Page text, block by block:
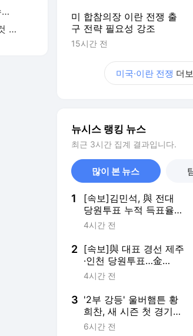
김희철, 거꾸로 걸린 광복절 태극기 현수막에 "X돌았네"
백혈병 재발 최성원 "치료가 날 죽이는 것 같았다" 눈물
미 합참의장 이란 전쟁 출
구 전략 필요성 강조
15시간 전
미국·이란 전쟁 더
뉴시스 랭킹 뉴스
최근 3시간 집계 결과입니다.
많이 본 뉴스
1
[속보]김민석, 與 전대
당원투표 누적 득표율
45.42%로 1위… 정청래
4시간 전
2 [속보]與 대표 경선 제주
·인천 당원투표…金
47.75%·鄭 42.08%·宋
4시간 전
3 '2부 강등' 울버햄튼 황
희찬, 새 시즌 첫 경기서
명단 제외
6시간 전